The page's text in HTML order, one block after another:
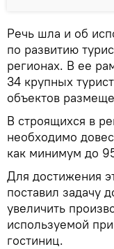
Речь шла и об
по развитию
регионах. В ее
34 крупных
объектов
В строящихся в
необходимо
как минимум до
Для достижения
поставил задачу
увеличить
используемой
гостиниц.